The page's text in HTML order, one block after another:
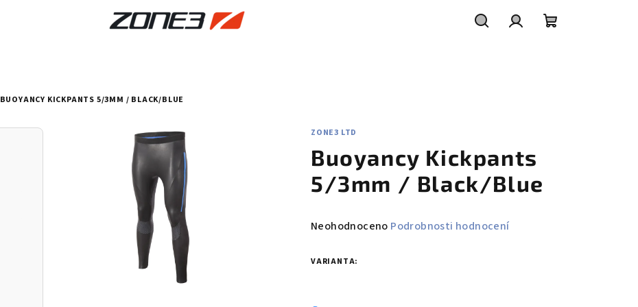
BUOYANCY KICKPANTS 5/3MM / BLACK/BLUE
ZONE3 LTD
Buoyancy Kickpants
5/3mm / Black/Blue
Průměrné
produktu
Neohodnoceno Podrobnosti hodnocení
VARIANTA: